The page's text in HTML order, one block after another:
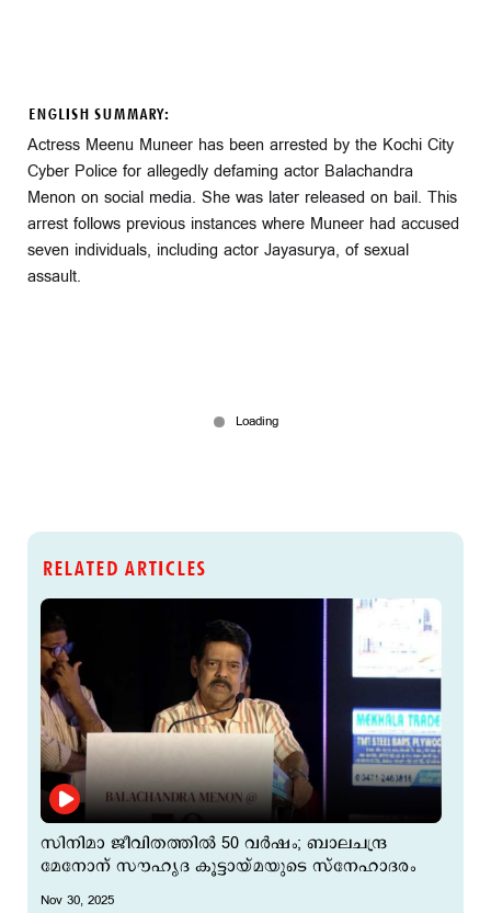
ENGLISH SUMMARY:
Actress Meenu Muneer has been arrested by the Kochi City
Cyber Police for allegedly defaming actor Balachandra
Menon on social media. She was later released on bail. This
arrest follows previous instances where Muneer had accused
seven individuals, including actor Jayasurya, of sexual
assault.
RELATED ARTICLES
സിനിമാ ജീവിതത്തിൽ 50 വർഷം; ബാലചന്ദ്ര
മേനോന് സൗഹൃദ കൂട്ടായ്മയുടെ സ്നേഹാദരം
Nov 30, 2025